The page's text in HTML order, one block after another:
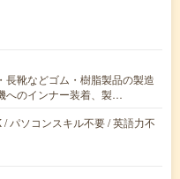
長靴などゴム・樹脂製品の製造
へのインナー装着、製…
パソコンスキル不要 / 英語力不